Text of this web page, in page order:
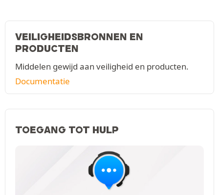
VEILIGHEIDSBRONNEN EN
PRODUCTEN
Middelen gewijd aan veiligheid en producten.
Documentatie
TOEGANG TOT HULP